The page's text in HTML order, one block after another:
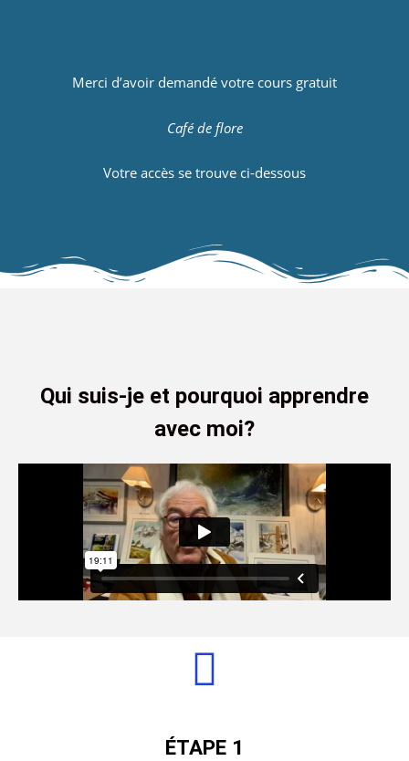
Merci d’avoir demandé votre cours gratuit
Café de flore
Votre accès se trouve ci-dessous
Qui suis-je et pourquoi apprendre
avec moi?
ÉTAPE 1